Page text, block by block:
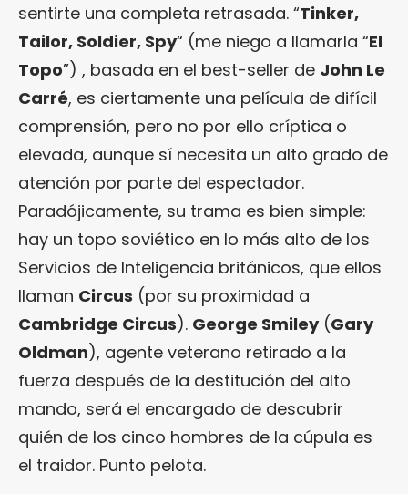
sentirte una completa retrasada. “Tinker,
Tailor, Soldier, Spy“ (me niego a llamarla “El
Topo”) , basada en el best-seller de John Le
Carré, es ciertamente una película de difícil
comprensión, pero no por ello críptica o
elevada, aunque sí necesita un alto grado de
atención por parte del espectador.
Paradójicamente, su trama es bien simple:
hay un topo soviético en lo más alto de los
Servicios de Inteligencia británicos, que ellos
llaman Circus (por su proximidad a
Cambridge Circus). George Smiley(Gary
Oldman), agente veterano retirado a la
fuerza después de la destitución del alto
mando, será el encargado de descubrir
quién de los cinco hombres de la cúpula es
el traidor. Punto pelota.